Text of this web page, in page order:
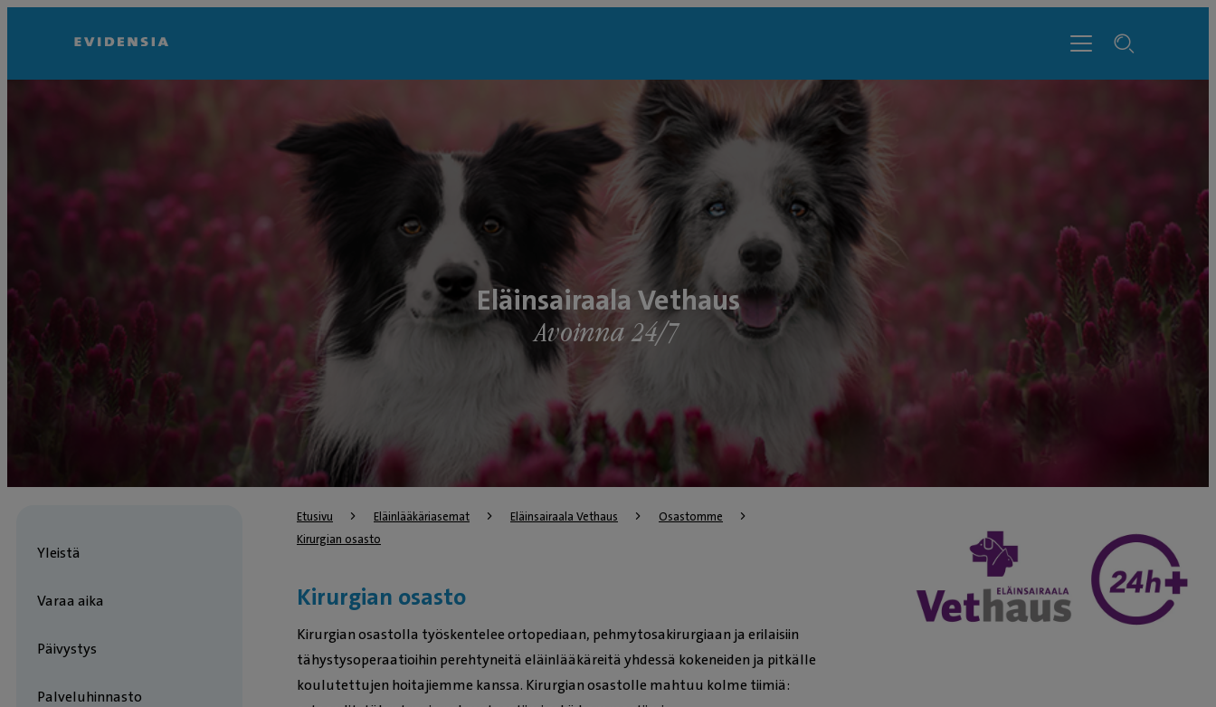
Eläinsairaala Vethaus
Avoinna 24/7
Etusivu Eläinlääkäriasemat Eläinsairaala Vethaus
Osastomme
Kirurgian osasto
Yleistä
Varaa aika
Päivystys
Palveluhinnasto
Kirurgian osasto
Kirurgian osastolla työskentelee ortopediaan, pehmytosakirurgiaan ja erilaisiin
tähystysoperaatioihin perehtyneitä eläinlääkäreitä yhdessä kokeneiden ja pitkälle
koulutettujen hoitajiemme kanssa. Kirurgian osastolle mahtuu kolme tiimiä: